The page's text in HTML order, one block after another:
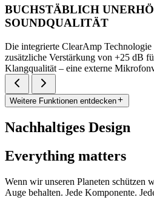
BUCHSTÄBLICH
SOUNDQUALITÄT
Die integrierte ClearAmp
zusätzliche Verstärkung von +25 dB
Klangqualität – eine externe
Weitere Funktionen entdecken
Nachhaltiges Design
Everything matters
Wenn wir unseren Planeten schützen
Auge behalten. Jede Komponente.